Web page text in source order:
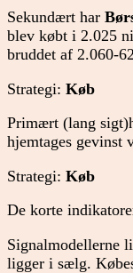
Sekundært har
blev købt i 2.025
bruddet af 2.060-
Strategi: Køb
Primært (lang
hjemtages gevinst
Strategi: Køb
De korte
Signalmodellerne
ligger i sælg.